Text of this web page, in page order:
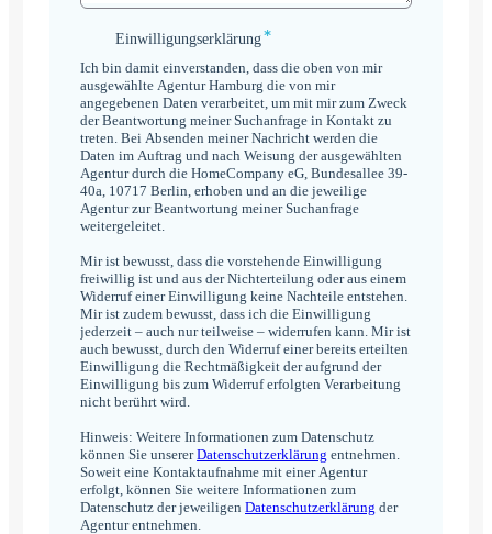
Einwilligungserklärung
Einwilligungserklärung*
Ich bin damit einverstanden, dass die oben von mir
ausgewählte Agentur Hamburg die von mir
angegebenen Daten verarbeitet, um mit mir zum Zweck
der Beantwortung meiner Suchanfrage in Kontakt zu
treten. Bei Absenden meiner Nachricht werden die
Daten im Auftrag und nach Weisung der ausgewählten
Agentur durch die HomeCompany eG, Bundesallee 39-
40a, 10717 Berlin, erhoben und an die jeweilige
Agentur zur Beantwortung meiner Suchanfrage
weitergeleitet.
Mir ist bewusst, dass die vorstehende Einwilligung
freiwillig ist und aus der Nichterteilung oder aus einem
Widerruf einer Einwilligung keine Nachteile entstehen.
Mir ist zudem bewusst, dass ich die Einwilligung
jederzeit – auch nur teilweise – widerrufen kann. Mir ist
auch bewusst, durch den Widerruf einer bereits erteilten
Einwilligung die Rechtmäßigkeit der aufgrund der
Einwilligung bis zum Widerruf erfolgten Verarbeitung
nicht berührt wird.
Hinweis: Weitere Informationen zum Datenschutz
können Sie unsererDatenschutzerklärung entnehmen.
Soweit eine Kontaktaufnahme mit einer Agentur
erfolgt, können Sie weitere Informationen zum
Datenschutz der jeweiligen Datenschutzerklärung der
Agentur entnehmen.